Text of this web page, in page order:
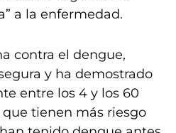
a la enfermedad.
contra el dengue,
y ha demostrado
entre los 4 y los 60
que tienen más riesgo